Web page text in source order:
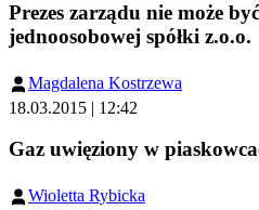
Prezes zarządu nie może
jednoosobowej spółki z.o.o.
Magdalena Kostrzewa
18.03.2015 | 12:42
Gaz uwięziony w
Wioletta Rybicka